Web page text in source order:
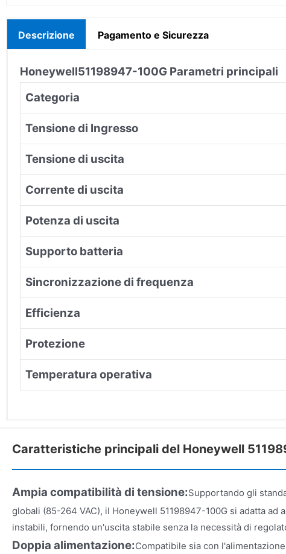
Descrizione Pagamento e Sicurezza
Honeywell51198947-100G Parametri principali
Categoria
Tensione di Ingresso
Tensione di uscita
Corrente di uscita
Potenza di uscita
Supporto batteria
Sincronizzazione di frequenza
Efficienza
Protezione
Temperatura operativa
Caratteristiche principali del Honeywell
Ampia compatibilità di tensione:Supportando gli
globali (85-264 VAC), il Honeywell 51198947-100G si adatta ad
instabili, fornendo un'uscita stabile senza la necessità di
Doppia alimentazione:Compatibile sia con